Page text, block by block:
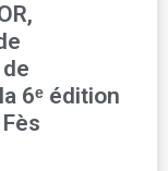
6ᵉ édition